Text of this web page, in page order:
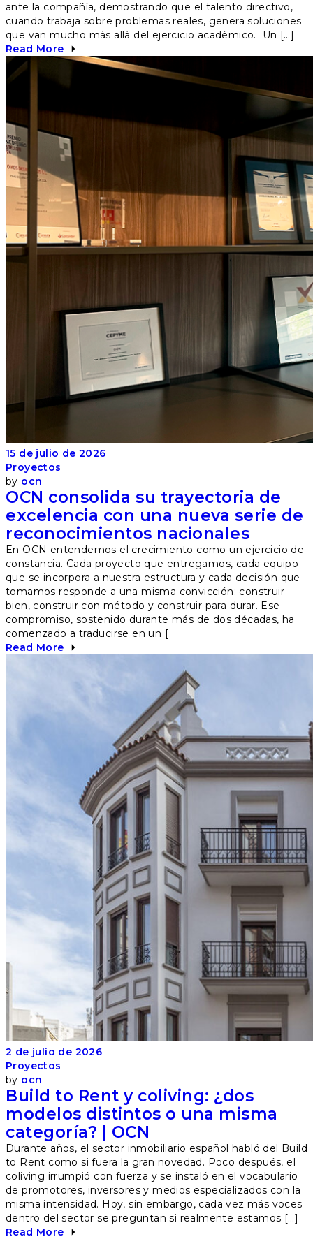
ante la compañía, demostrando que el talento directivo,
cuando trabaja sobre problemas reales, genera soluciones
que van mucho más allá del ejercicio académico. Un […]
Read More
15 de julio de 2026
Proyectos
by ocn
OCN consolida su trayectoria de
excelencia con una nueva serie de
reconocimientos nacionales
En OCN entendemos el crecimiento como un ejercicio de
constancia. Cada proyecto que entregamos, cada equipo
que se incorpora a nuestra estructura y cada decisión que
tomamos responde a una misma convicción: construir
bien, construir con método y construir para durar. Ese
compromiso, sostenido durante más de dos décadas, ha
comenzado a traducirse en un [
Read More
2 de julio de 2026
Proyectos
by ocn
Build to Rent y coliving: ¿dos
modelos distintos o una misma
categoría? | OCN
Durante años, el sector inmobiliario español habló del Build
to Rent como si fuera la gran novedad. Poco después, el
coliving irrumpió con fuerza y se instaló en el vocabulario
de promotores, inversores y medios especializados con la
misma intensidad. Hoy, sin embargo, cada vez más voces
dentro del sector se preguntan si realmente estamos […]
Read More